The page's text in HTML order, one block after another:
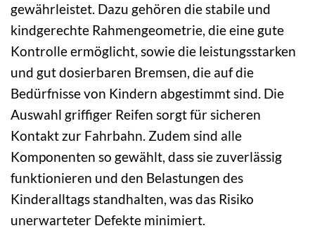
gewährleistet. Dazu gehören die stabile und
kindgerechte Rahmengeometrie, die eine gute
Kontrolle ermöglicht, sowie die leistungsstarken
und gut dosierbaren Bremsen, die auf die
Bedürfnisse von Kindern abgestimmt sind. Die
Auswahl griffiger Reifen sorgt für sicheren
Kontakt zur Fahrbahn. Zudem sind alle
Komponenten so gewählt, dass sie zuverlässig
funktionieren und den Belastungen des
Kinderalltags standhalten, was das Risiko
unerwarteter Defekte minimiert.